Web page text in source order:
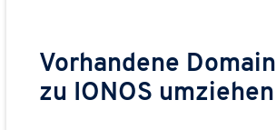
Vorhandene Domain
zu IONOS umziehen